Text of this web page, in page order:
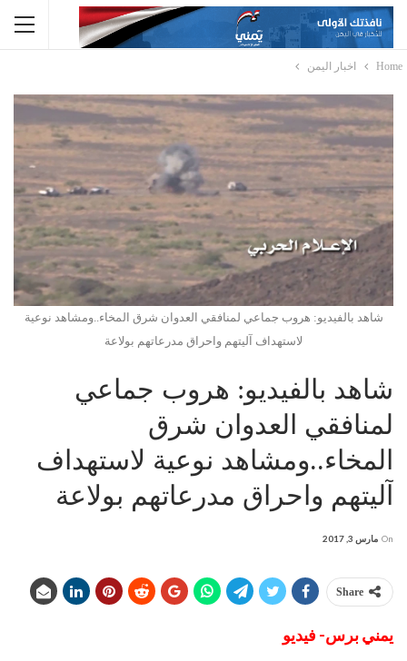
Home اخبار اليمن
شاهد بالفيديو: هروب جماعي لمنافقي العدوان شرق المخاء..ومشاهد نوعية
لاستهداف آليتهم واحراق مدرعاتهم بولاعة
شاهد بالفيديو: هروب جماعي
لمنافقي العدوان شرق
المخاء..ومشاهد نوعية لاستهداف
آليتهم واحراق مدرعاتهم بولاعة
On مارس 3, 2017
Share
يمني برس- فيديو